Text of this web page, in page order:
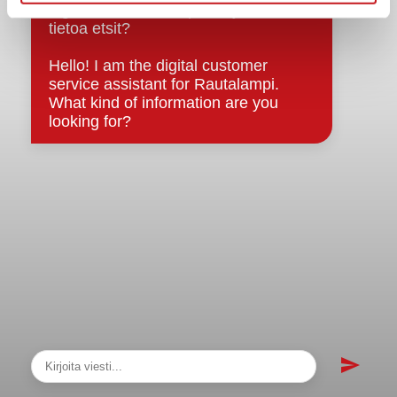
sopimukset
Asiakirjajulkisuuskuvaus
Evästeet
Saavutettavuusseloste
Tietosuoja
Tietosuojaselosteet